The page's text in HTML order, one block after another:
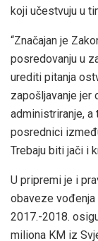
koji učestvuju u
“Značajan je
posredovanju u
urediti pitanja
zapošljavanje jer
administriranje,
posrednici
Trebaju biti jači i
U pripremi je i
obaveze vođenja
2017.-2018.
miliona KM iz